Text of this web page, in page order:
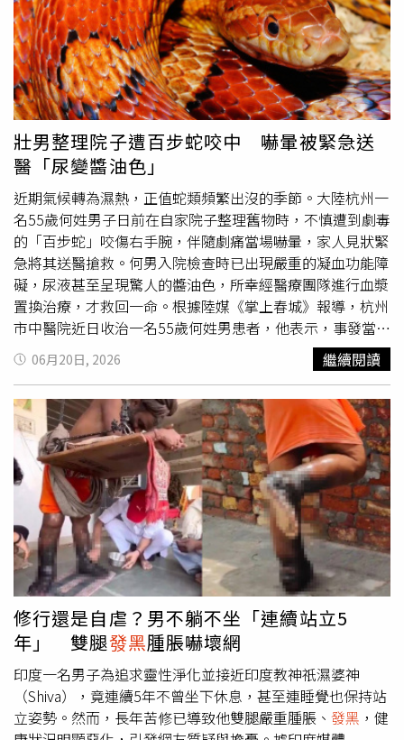
護，長庚醫院副院長葉集孝醫師也特別強調：面對靜脈疾
病，防微杜漸是核心原則。若發現雙腿有不明原因的腫脹或
皮膚顏色改變，應儘早就診，由專業血管外科醫師進行精確
的評估與治療。及時介入除有助改善外觀，也有助降低潰瘍
形成及後續照護負擔的風險。透過現代化溫和的微創消融術
式，以及新型態肌肉電刺激貼片共同的協同作用，可作為部
分患者的治療與照護選項之一，協助改善下肢循環狀況及整
體生活品質。【延伸閱讀】產後第一次下床最危險？醫師：
小心血栓風險【健保30週年專輯】靜脈曲張病人發生靜脈血
栓栓塞症及周邊動脈疾病風險之關聯性
https://www.healthnews.com.tw/readnews.php?
id=68908
commune），俗稱白參或樹花菌。這類真菌常生長於腐爛
木材及潮濕木製品表面，梅雨季特別活躍，會釋放大量微小
孢子漂浮在空氣中，長期吸入後可能引發變應性支氣管肺真
菌病，甚至造成不可逆的肺功能損傷。曲霉菌與裂褶菌孢子
可能隨空氣飄散進入人體肺部。（圖／翻攝自極目新聞）另
一個案例則更具警示意義。周姓男子與妻子近期同時出現發
燒、咳嗽及咳痰等症狀，肺部電腦斷層（CT）檢查顯示雙
肺均有大片實變陰影。醫師起初懷疑是流感交叉感染或細菌
性肺炎，但接受抗感染治療後效果不佳。經反覆追問居住環
境後，夫妻倆才想起家中浴室長期漏水，客廳地板也逐漸出
現潮濕發黑 情況。兩人返家後將部分地板撬開檢查，眼前景
象令人震驚。地板夾層內竟布滿厚厚黴菌，不僅木板受潮腐
蝕，空氣中更瀰漫濃厚霉味。經確認後發現，浴室漏水長期
滲入客廳地板下方，導致夾層形成高濕環境，成為黴菌大量
繁殖的溫床，而夫妻長期吸入漂浮於空氣中的黴菌孢子，最
終造成肺部感染。丁群力指出，曲霉菌（Aspergillus）是梅
雨季最活躍的真菌之一，約占空氣中真菌總量的12%。多數
免疫功能正常者可透過免疫系統清除吸入的孢子，但若本身
患有慢性疾病、免疫力較差，或長期暴露於高濃度黴菌環
境，即使是一般健康民眾，也可能遭受感染，引發曲霉菌性
肺炎，嚴重時甚至導致呼吸衰竭。醫師特別點名4類高風險
族群，包括血液腫瘤及接受放化療患者、長期使用類固醇或
免疫抑制劑者、慢性阻塞性肺病、糖尿病、肝硬化及慢性腎
病患者，以及長期暴露於高濃度黴菌環境中的木材加工、菇
類栽培等從業人員。此外，即使身體健康，若長時間居住在
地下室、漏水住宅、潮濕浴室或發霉空間，同樣可能增加過
敏與感染風險。為避免黴菌危害健康，醫師建議梅雨季期間
應將室內濕度控制在50%以下，必要時使用除濕機或冷氣除
濕功能；浴室、廚房、洗衣機槽、冰箱膠條及地漏等容易孳
生黴菌的區域應定期清潔消毒。若家中出現漏水、滲水或不
明霉味，更應檢查牆面及地板夾層是否已有黴菌滋生。若出
現長期咳嗽、咳痰、胸悶、喘鳴，且抗生素治療效果不佳
時，也應主動告知醫師居住環境狀況，以利及早排除真菌感
壯男整理院子遭百步蛇咬中 嚇暈被緊急送
醫「尿變醬油色」
近期氣候轉為濕熱，正值蛇類頻繁出沒的季節。大陸杭州一
名55歲何姓男子日前在自家院子整理舊物時，不慎遭到劇毒
的「百步蛇」咬傷右手腕，伴隨劇痛當場嚇暈，家人見狀緊
急將其送醫搶救。何男入院檢查時已出現嚴重的凝血功能障
礙，尿液甚至呈現驚人的醬油色，所幸經醫療團隊進行血漿
置換治療，才救回一命。根據陸媒《掌上春城》報導，杭州
市中醫院近日收治一名55歲何姓男患者，他表示，事發當日
傍晚他趁著天氣涼爽，打算清理屋後院子裡堆積的廢舊木料
與瓶罐，在用力拉起一塊腐爛木板時，右手腕突然有如針刺
般的劇烈灼痛，縮手後才發現一條百步蛇正盤踞在縫隙中。
何男的傷口隨即出現兩個寬大的牙痕並迅速紅腫發黑，滲出
暗紅色血水，隨後他便因劇痛和驚嚇而失去意識。杭州市中
醫院急診收治患者後，發現其病情極為兇險，抽血檢驗顯示
其血小板計數急劇下降，肌酸激酶顯著升高，凝血功能指標
更是無法測出。主治醫師指出，百步蛇毒會引發嚴重的凝血
功能異常，患者尿液呈醬油色代表已出現急性溶血或橫紋肌
溶解症狀，此時一旦發生體內多部位黏膜或內臟大出血，隨
時可能引發多重器官衰竭而危及生命。院方立即啟動多學科
醫療團隊，同步給予患者抗蛇毒血清、抗感染及保肝護腎等
藥物，並緊急安排床邊血漿置換與連續性腎臟替代治療
（CRRT）。透過洗腎儀器，將含有蛇毒的廢棄血漿逐步分
離排出，並緩緩輸入新鮮血漿，經過連續救治，患者的尿液
顏色由醬油色順利轉為茶色，指標明顯改善。隨後醫療團隊
進一步為患者進行持續床邊血液灌流以清除殘餘毒素，並由
外科團隊實施徹底的清創與引流手術。目前患者右手臂雖仍
06月20日, 2026 繼續閱讀
修行還是自虐？男不躺不坐「連續站立5
年」 雙腿發黑腫脹嚇壞網
印度一名男子為追求靈性淨化並接近印度教神祇濕婆神
（Shiva），竟連續5年不曾坐下休息，甚至連睡覺也保持站
立姿勢。然而，長年苦修已導致他雙腿嚴重腫脹、 發黑 ，健